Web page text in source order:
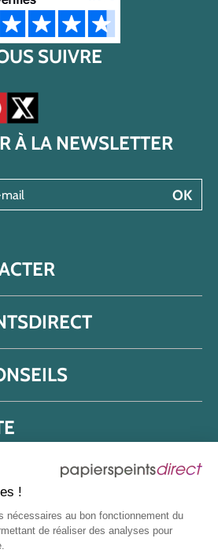
!
nécessaires au bon fonctionnement du
de réaliser des analyses pour
SUIVRE
YouTube
compte Instagram
à notre page Facebook
à notre compte Pinterest
Accéder à notre compte Twitter/X
À LA NEWSLETTER
OK
Mentions légales